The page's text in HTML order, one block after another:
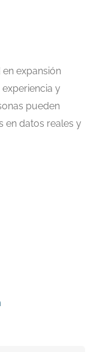
expansión
y
pueden
en datos reales y